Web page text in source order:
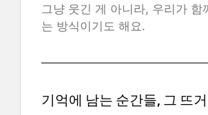
그냥 웃긴 게 아니라, 우리가 함
는 방식이기도 해요.
기억에 남는 순간들, 그 뜨